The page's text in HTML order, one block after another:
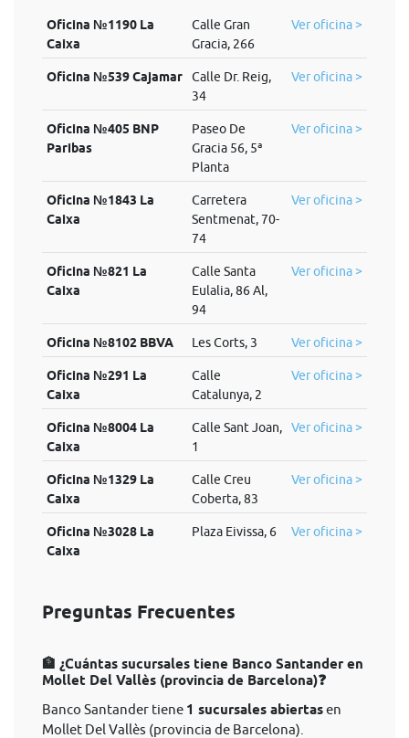
Oficina №1190 La
Caixa
Calle Gran
Gracia, 266
Ver oficina >
Oficina №539 Cajamar
Calle Dr. Reig,
34
Ver oficina >
Oficina №405 BNP
Paribas
Paseo De
Gracia 56, 5ª
Planta
Ver oficina >
Oficina №1843 La
Caixa
Carretera
Sentmenat, 70-
74
Ver oficina >
Oficina №821 La
Caixa
Calle Santa
Eulalia, 86 Al,
94
Ver oficina >
Oficina №8102 BBVA Les Corts, 3 Ver oficina >
Oficina №291 La
Caixa
Calle
Catalunya, 2
Ver oficina >
Oficina №8004 La
Caixa
Calle Sant Joan,
1
Ver oficina >
Oficina №1329 La
Caixa
Calle Creu
Coberta, 83
Ver oficina >
Oficina №3028 La
Caixa
Plaza Eivissa, 6 Ver oficina >
Preguntas Frecuentes
🏦 ¿Cuántas sucursales tiene Banco Santander en
Mollet Del Vallès (provincia de Barcelona)❓
Banco Santander tiene 1 sucursales abiertasen
Mollet Del Vallès (provincia de Barcelona).